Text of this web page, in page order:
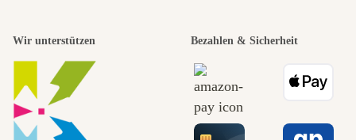
Wir unterstützen Bezahlen & Sicherheit